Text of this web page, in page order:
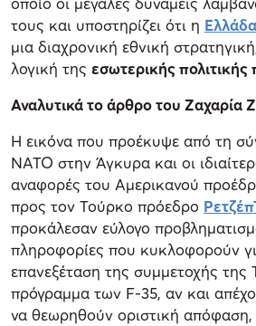
τους και υποστηρίζει ότι η Ελλάδα
μια διαχρονική εθνική
λογική της εσωτερικής
Αναλυτικά το άρθρο του Ζαχαρία
Η εικόνα που προέκυψε από τη
ΝΑΤΟ στην Άγκυρα και οι
αναφορές του Αμερικανού
προς τον Τούρκο πρόεδρο
προκάλεσαν εύλογο
πληροφορίες που κυκλοφορούν
επανεξέταση της συμμετοχής της
πρόγραμμα των F-35, αν και
να θεωρηθούν οριστική απόφαση,